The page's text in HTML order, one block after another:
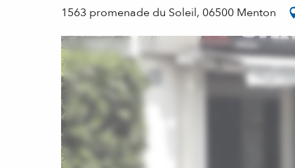
1563 promenade du Soleil, 06500 Menton